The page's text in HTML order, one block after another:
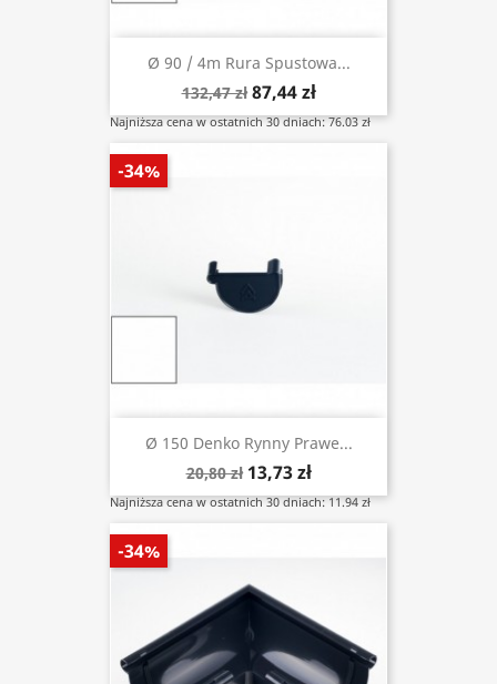
Ø 90 / 4m Rura Spustowa...
132,47 zł 87,44 zł
Najniższa cena w ostatnich 30 dniach: 76.03 zł
Ø 150 Denko Rynny Prawe...
20,80 zł 13,73 zł
Najniższa cena w ostatnich 30 dniach: 11.94 zł
-34%
-34%